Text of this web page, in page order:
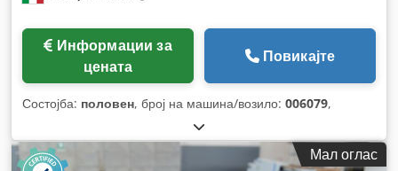
цената
Повикајте
Состојба: половен, број на машина/возило: 006079,
Мал оглас